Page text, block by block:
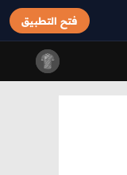
فتح التطبيق